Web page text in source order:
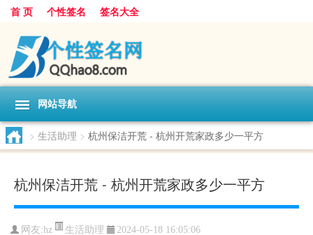
首 页 个性签名 签名大全
网站导航
> 生活助理 > 杭州保洁开荒 - 杭州开荒家政多少一平方
杭州保洁开荒 - 杭州开荒家政多少一平方
网友:hz 生活助理 2024-05-18 16:05:06